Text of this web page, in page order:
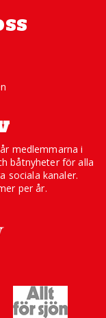
medlemmarna i
båtnyheter för alla
sociala kanaler.
per år.